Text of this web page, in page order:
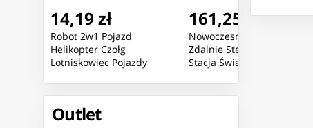
14,19 zł
Robot 2w1 Pojazd
Helikopter Czołg
Lotniskowiec Pojazdy
161,25 zł
Nowoczesny Samochód
Zdalnie Sterowany RC
Stacja Światła Dym
Outlet